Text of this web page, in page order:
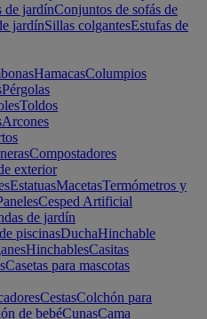
de jardínConjuntos de sofás de
jardínSillas colgantesEstufas de
HamacasColumpios
Pérgolas
Toldos
Arcones
Compostadores
exterior
EstatuasMacetasTermómetros y
Cesped Artificial
de jardín
piscinasDuchaHinchable
HinchablesCasitas
Casetas para mascotas
CestasColchón para
de bebéCunasCama